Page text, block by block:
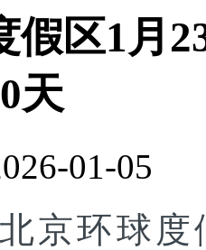
假区1月
天
01-05
京环球度